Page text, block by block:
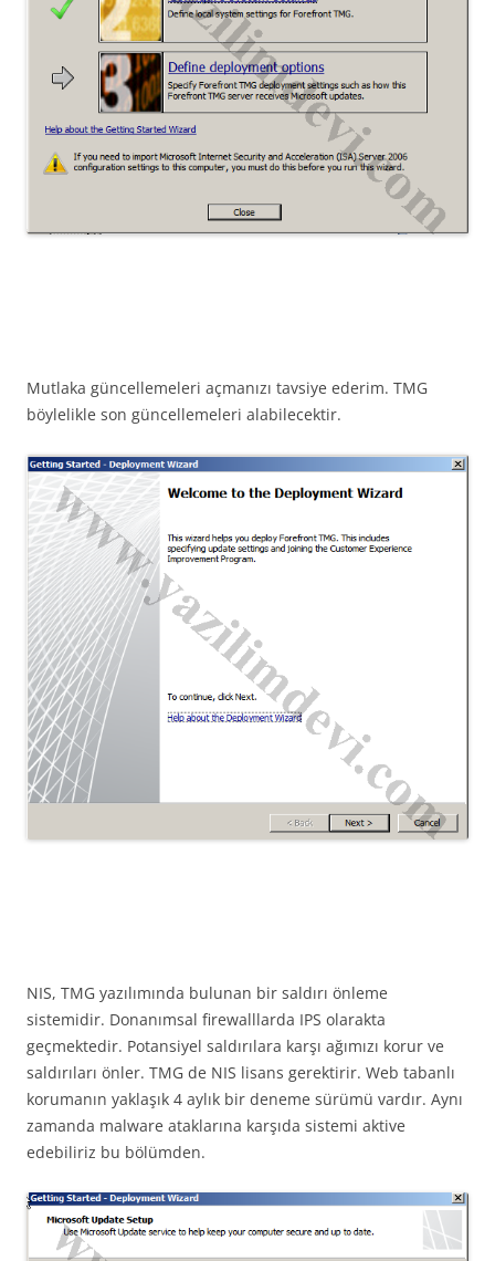
Mutlaka güncellemeleri açmanızı tavsiye ederim. TMG
böylelikle son güncellemeleri alabilecektir.
NIS, TMG yazılımında bulunan bir saldırı önleme
sistemidir. Donanımsal firewalllarda IPS olarakta
geçmektedir. Potansiyel saldırılara karşı ağımızı korur ve
saldırıları önler. TMG de NIS lisans gerektirir. Web tabanlı
korumanın yaklaşık 4 aylık bir deneme sürümü vardır. Aynı
zamanda malware ataklarına karşıda sistemi aktive
edebiliriz bu bölümden.